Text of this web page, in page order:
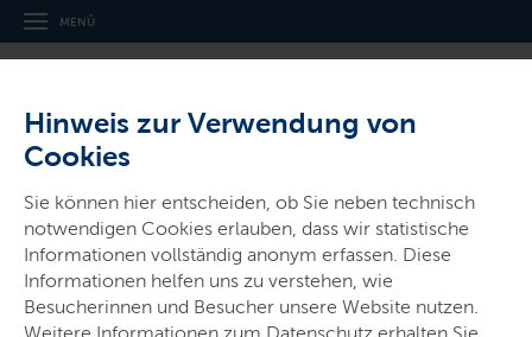
Hinweis zur Verwendung von
Cookies
Sie können hier entscheiden, ob Sie neben technisch
notwendigen Cookies erlauben, dass wir statistische
Informationen vollständig anonym erfassen. Diese
Informationen helfen uns zu verstehen, wie
Besucherinnen und Besucher unsere Website nutzen.
MENÜ
Landespolizei
Ministerien & Behörden